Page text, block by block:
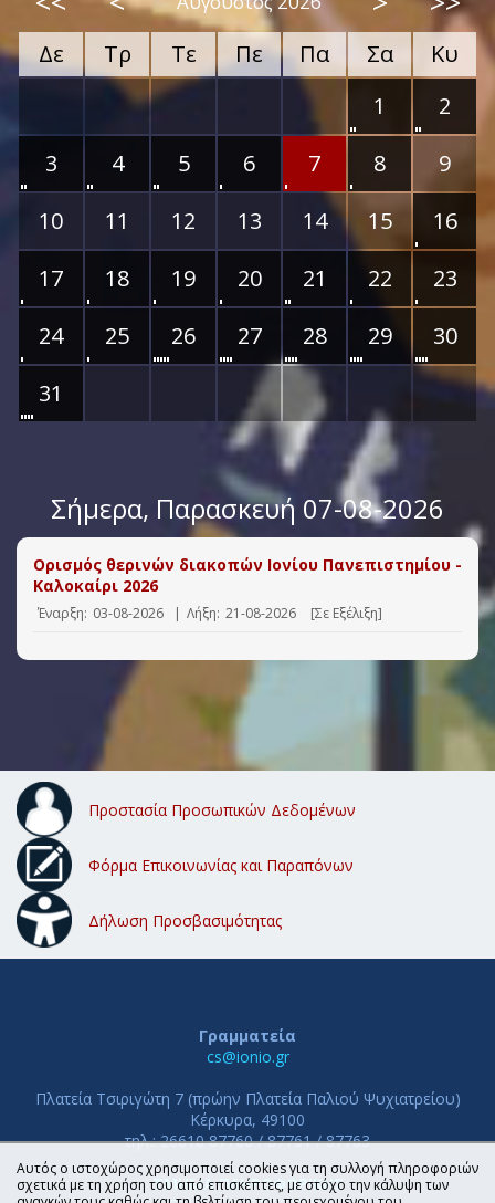
Δε Τρ Τε Πε Πα Σα
Κυ
1
2
3
4 5 6 7 8
9
10
11 12 13 14 15
16
17
18 19 20 21 22
23
24
25 26 27 28 29
30
31
Σήμερα, Παρασκευή 07-08-2026
Ορισμός θερινών διακοπών Ιονίου Πανεπιστημίου -
Καλοκαίρι 2026
Έναρξη: 03-08-2026 | Λήξη: 21-08-2026 [Σε Εξέλιξη]
Προστασία Προσωπικών Δεδομένων
Φόρμα Επικοινωνίας και Παραπόνων
Δήλωση Προσβασιμότητας
Γραμματεία
cs@ionio.gr
Πλατεία Τσιριγώτη 7 (πρώην Πλατεία Παλιού Ψυχιατρείου)
Κέρκυρα, 49100
τηλ.: 26610 87760 / 87761 / 87763
ΤΜΗΜΑ ΠΛΗΡΟΦΟΡΙΚΗΣ
Αυτός ο ιστοχώρος χρησιμοποιεί cookies για τη συλλογή πληροφοριών
σχετικά με τη χρήση του από επισκέπτες, με στόχο την κάλυψη των